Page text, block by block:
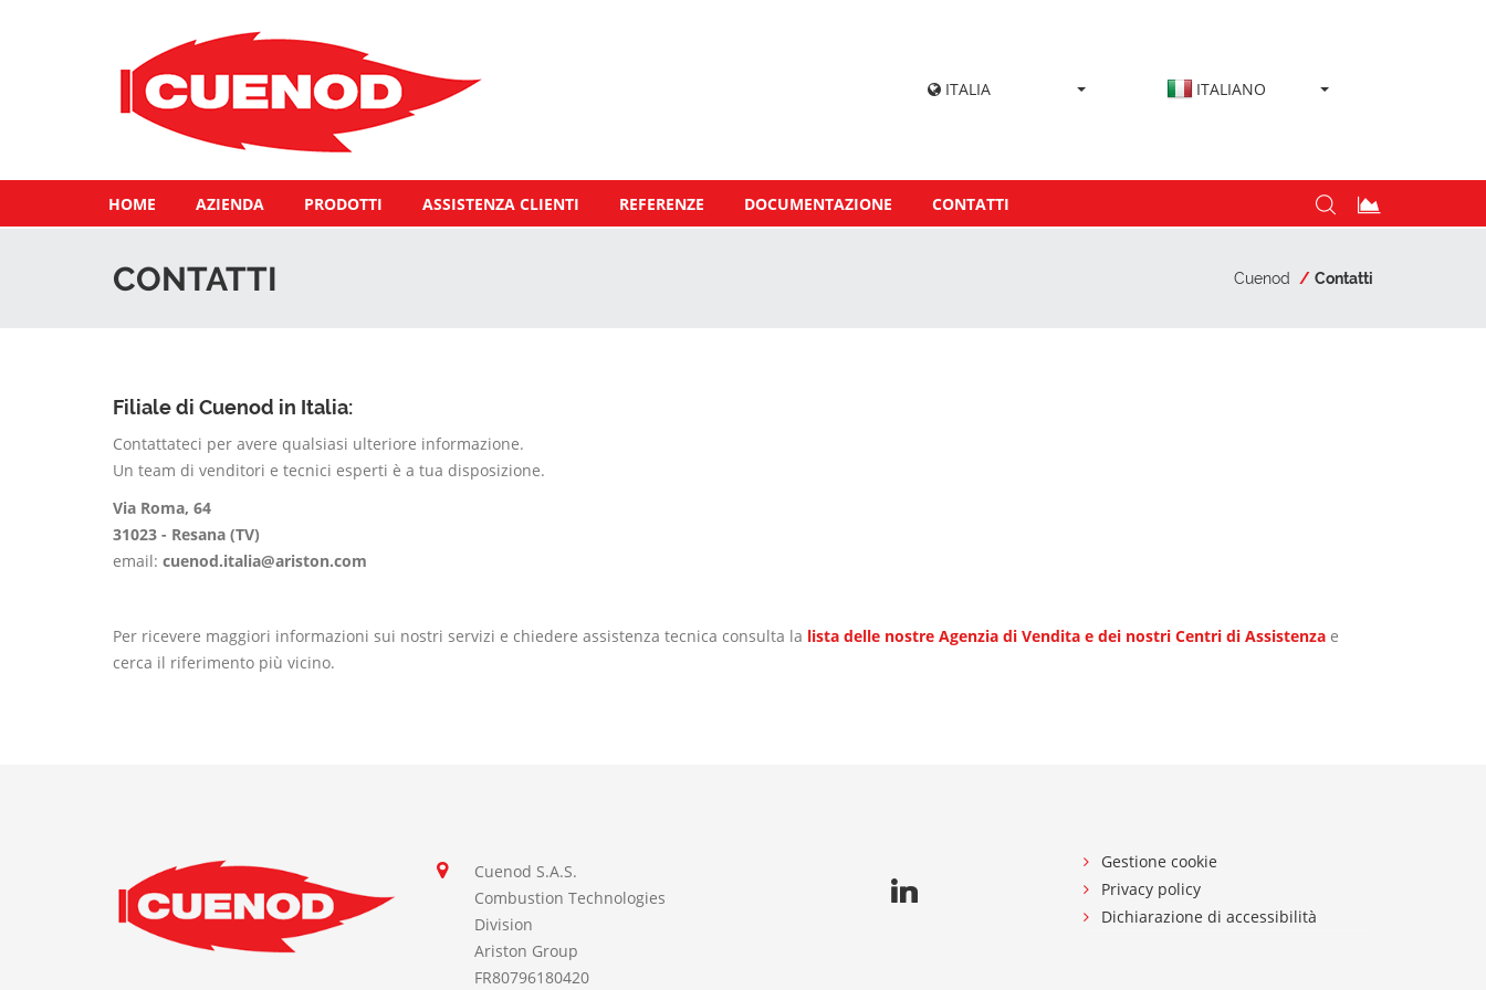
ITALIA ITALIANO
HOME AZIENDA PRODOTTI ASSISTENZA CLIENTI REFERENZE DOCUMENTAZIONE CONTATTI
CONTATTI Cuenod Contatti
Filiale di Cuenod in Italia:
Contattateci per avere qualsiasi ulteriore informazione.
Un team di venditori e tecnici esperti è a tua disposizione.
Via Roma, 64
31023 - Resana (TV)
email: cuenod.italia@ariston.com
Per ricevere maggiori informazioni sui nostri servizi e chiedere assistenza tecnica consulta la lista delle nostre Agenzia di Vendita e dei nostri Centri di Assistenza e
cerca il riferimento più vicino.
Cuenod S.A.S.
Combustion Technologies
Division
Ariston Group
FR80796180420
Gestione cookie
Privacy policy
Dichiarazione di accessibilità